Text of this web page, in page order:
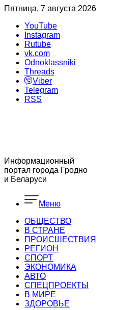
Пятница, 7 августа 2026
YouTube
Instagram
Rutube
vk.com
Odnoklassniki
Threads
Viber
Telegram
RSS
Информационный
портал города Гродно
и Беларуси
Меню
ОБЩЕСТВО
В СТРАНЕ
ПРОИСШЕСТВИЯ
РЕГИОН
CПОРТ
ЭКОНОМИКА
АВТО
СПЕЦПРОЕКТЫ
В МИРЕ
ЗДОРОВЬЕ